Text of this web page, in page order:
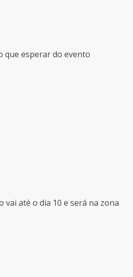
que esperar do evento
vai até o dia 10 e será na zona